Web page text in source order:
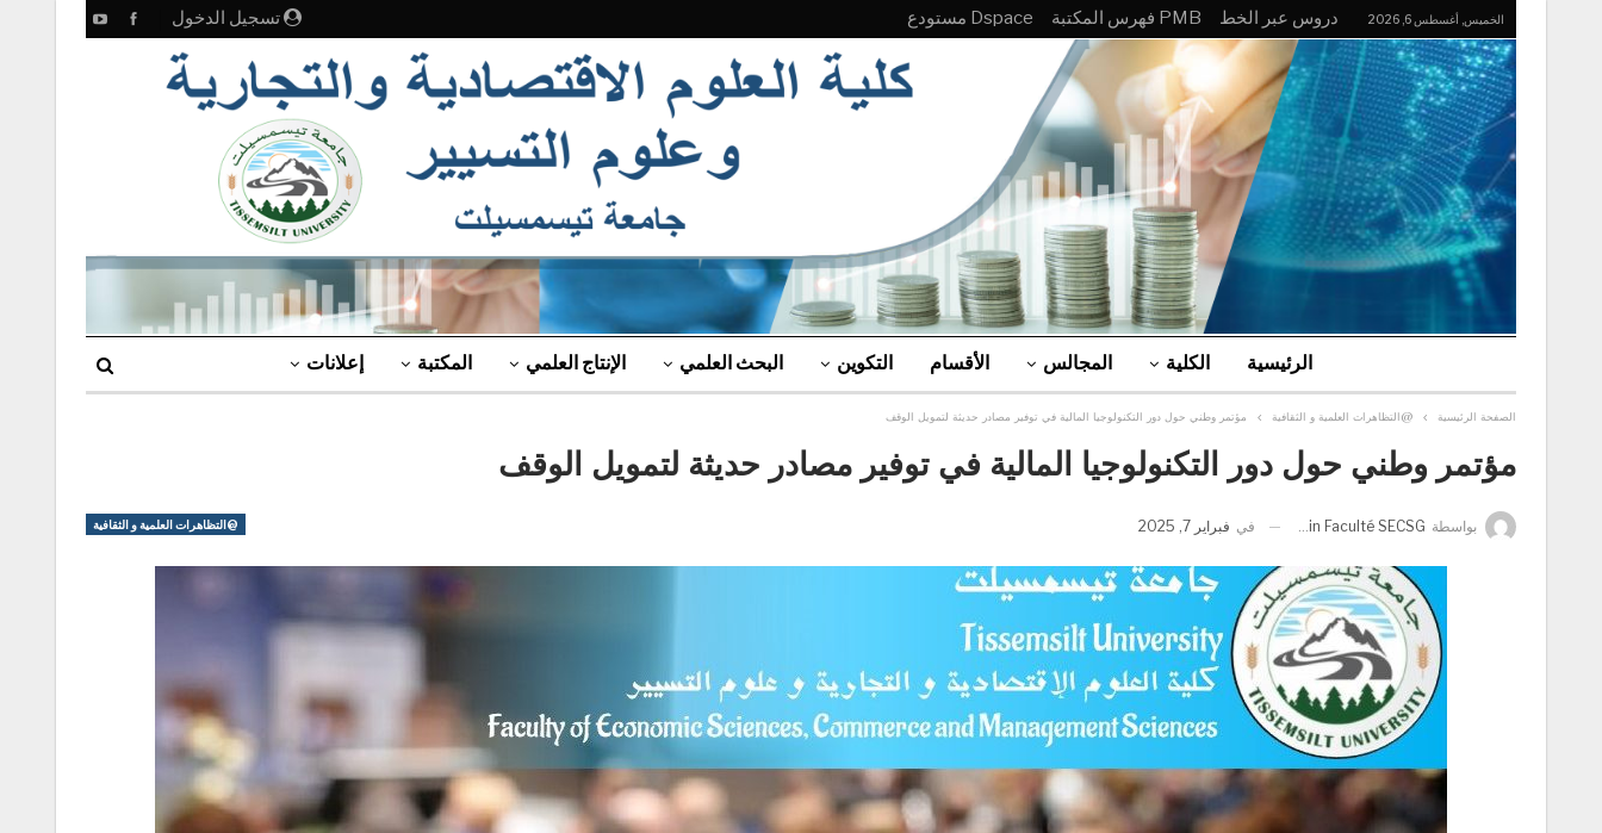
تسجيل الدخول الخميس, أغسطس 6, 2026 دروس عبر الخط PMB فهرس المكتبة Dspace مستودع
الرئيسية الكلية المجالس الأقسام التكوين البحث العلمي الإنتاج العلمي المكتبة إعلانات
الصفحة الرئيسية @التظاهرات العلمية و الثقافية مؤتمر وطني حول دور التكنولوجيا المالية في توفير مصادر حديثة لتمويل الوقف
مؤتمر وطني حول دور التكنولوجيا المالية في توفير مصادر حديثة لتمويل الوقف
@التظاهرات العلمية و الثقافية بواسطة Admin Faculté SECSG في فبراير 7, 2025